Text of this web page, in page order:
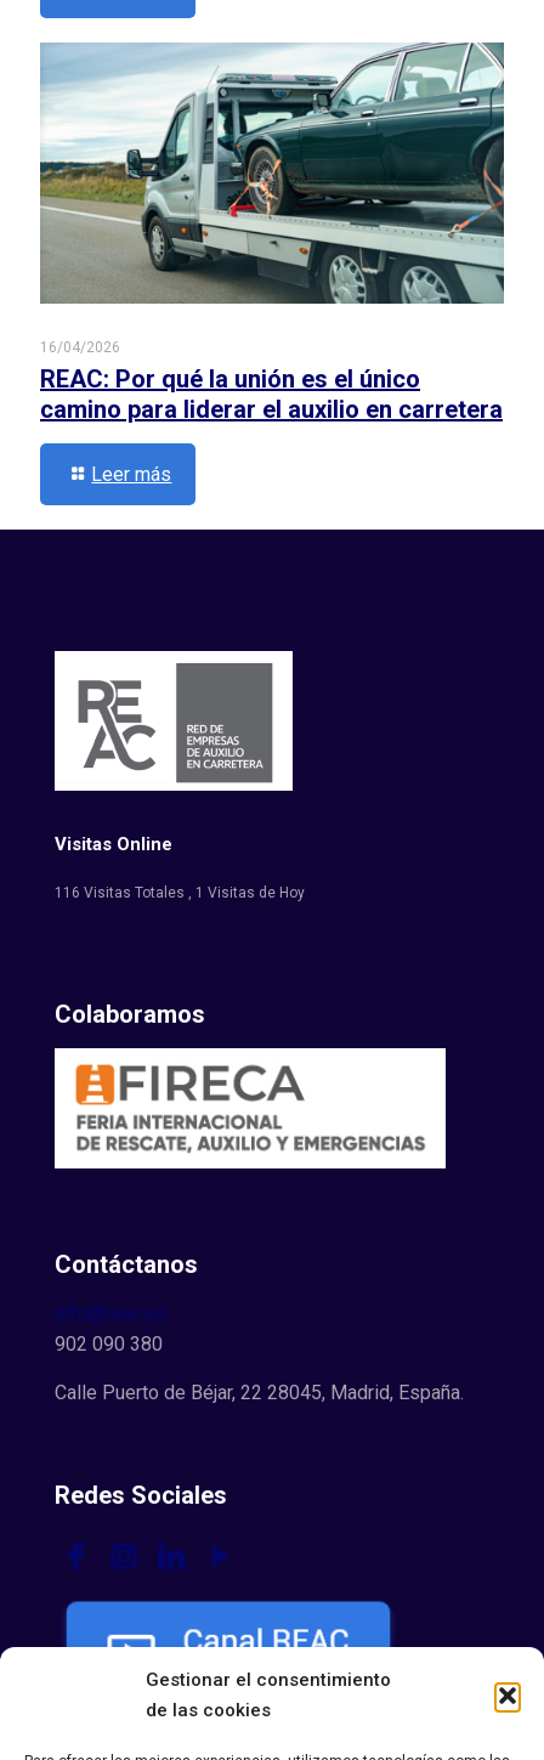
Gestionar el consentimiento
de las cookies
16/04/2026
REAC: Por qué la unión es el único
camino para liderar el auxilio en carretera
Leer más
Visitas Online
116 Visitas Totales , 1 Visitas de Hoy
Colaboramos
Contáctanos
info@reac.es
902 090 380
Calle Puerto de Béjar, 22 28045, Madrid, España.
Redes Sociales